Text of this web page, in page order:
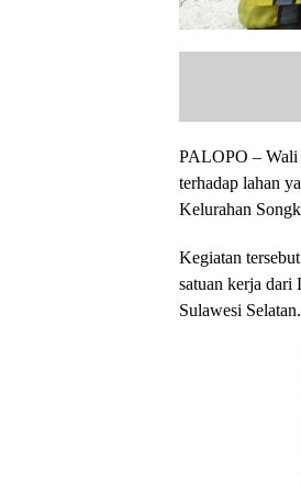
PALOPO – Wali
terhadap lahan
Kelurahan
Kegiatan
satuan kerja dari
Sulawesi Selatan.